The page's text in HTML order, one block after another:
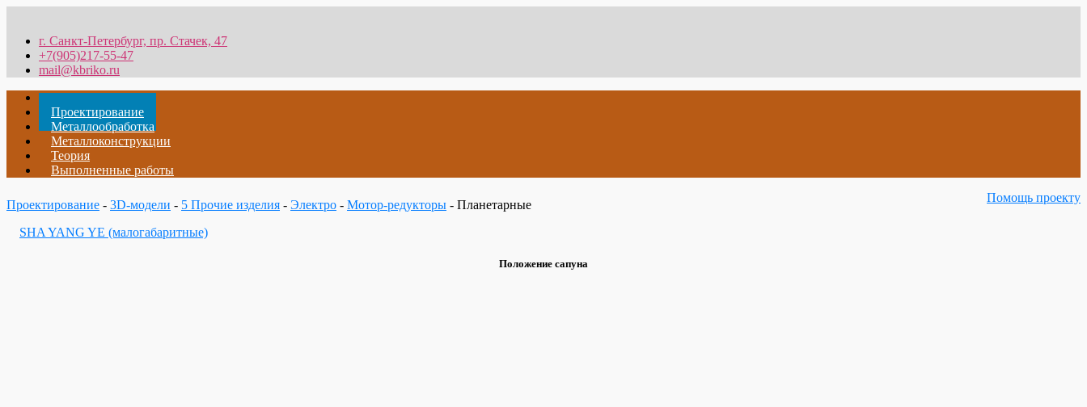
г. Санкт-Петербург, пр. Стачек, 47
+7(905)217-55-47
mail@kbriko.ru
Главная
Проектирование
Металлообработка
Металлоконструкции
Теория
Выполненные работы
Помощь проекту
Проектирование - 3D-модели - 5 Прочие изделия - Электро - Мотор-редукторы - Планетарные
SHA YANG YE (малогабаритные)
Положение сапуна